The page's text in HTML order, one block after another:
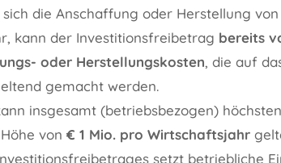
die Anschaffung oder Herstellung
kann der Investitionsfreibetrag bereits
oder Herstellungskosten, die auf
gemacht werden.
insgesamt (betriebsbezogen)
von € 1 Mio. pro Wirtschaftsjahr
setzt betriebliche